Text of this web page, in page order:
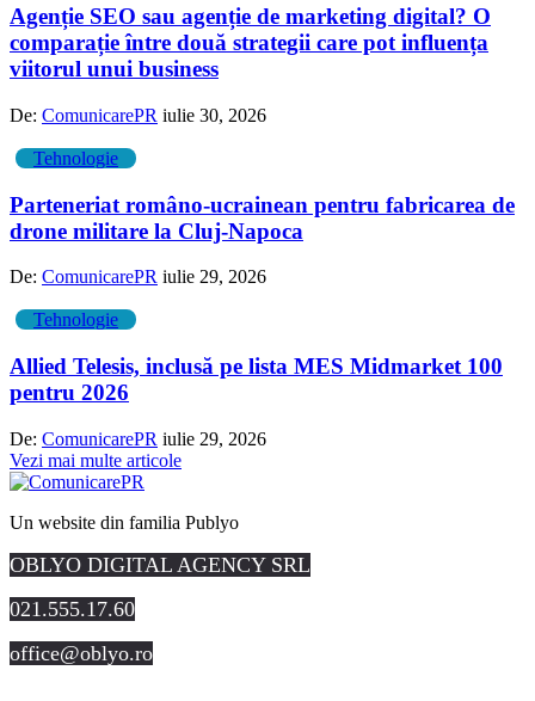
Agenție SEO sau agenție de marketing digital? O
comparație între două strategii care pot influența
viitorul unui business
De: ComunicarePR iulie 30, 2026
Tehnologie
Parteneriat româno-ucrainean pentru fabricarea de
drone militare la Cluj-Napoca
De: ComunicarePR iulie 29, 2026
Tehnologie
Allied Telesis, inclusă pe lista MES Midmarket 100
pentru 2026
De: ComunicarePR iulie 29, 2026
Vezi mai multe articole
Un website din familia Publyo
OBLYO DIGITAL AGENCY SRL
021.555.17.60
office@oblyo.ro